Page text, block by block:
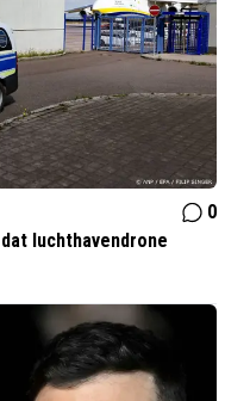
0
luchthavendrone